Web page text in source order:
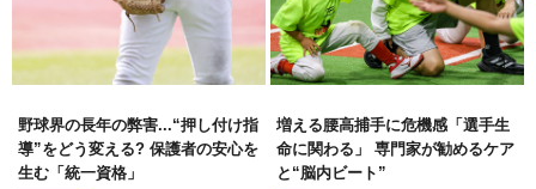
野球界の長年の弊害...“押し付け指
導”をどう変える? 保護者の安心を
生む「統一資格」
増える腰高捕手に危機感「選手生
命に関わる」 専門家が勧めるケア
と“脳内ビート”